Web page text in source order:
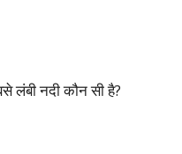
लंबी नदी कौन सी है?